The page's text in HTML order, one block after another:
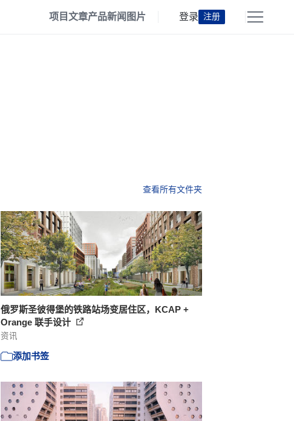
项目文章产品新闻 图片 登录 注册
查看所有文件夹
俄罗斯圣彼得堡的铁路站场变居住区，KCAP +
Orange 联手设计
资讯
添加书签